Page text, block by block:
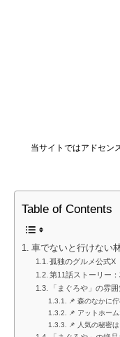
当サイトではアドセン
Table of Contents
車でないと行けない
孤独のグルメ公式X
第11話ストーリー
「まぐろや」の雰
📌 森のなかに
📌 アットホー
📌 人気の秘密